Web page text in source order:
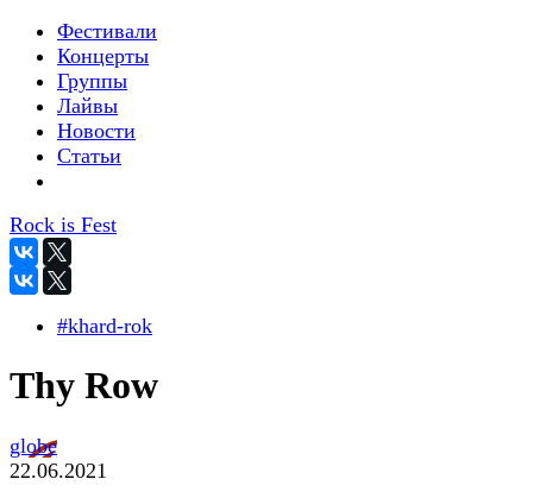
Фестивали
Концерты
Группы
Лайвы
Новости
Статьи
Rock is Fest
#khard-rok
Thy Row
globe
22.06.2021